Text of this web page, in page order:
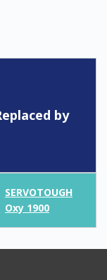
by
SERVOTOUGH
Oxy 1900